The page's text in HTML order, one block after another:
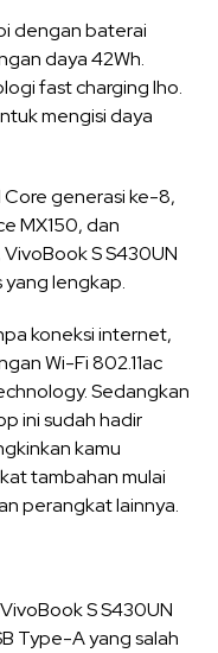
dengan baterai
daya 42Wh.
fast charging lho.
mengisi daya
generasi ke-8,
MX150, dan
S S430UN
lengkap.
koneksi internet,
Wi-Fi 802.11ac
Sedangkan
ini sudah hadir
kamu
tambahan mulai
perangkat lainnya.
S S430UN
Type-A yang salah